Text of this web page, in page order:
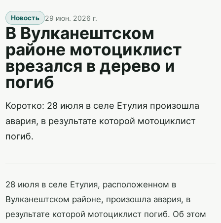
Новость 29 июн. 2026 г.
В Вулканештском
районе мотоциклист
врезался в дерево и
погиб
Коротко: 28 июля в селе Етулия произошла
авария, в результате которой мотоциклист
погиб.
28 июля в селе Етулия, расположенном в
Вулканештском районе, произошла авария, в
результате которой мотоциклист погиб. Об этом